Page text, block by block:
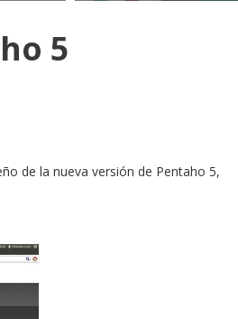
5
de la nueva versión de Pentaho 5,